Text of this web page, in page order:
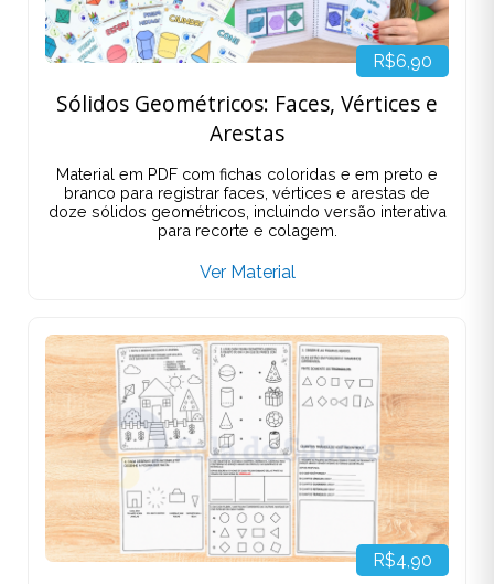
R$6,90
Sólidos Geométricos: Faces, Vértices e
Arestas
Material em PDF com fichas coloridas e em preto e
branco para registrar faces, vértices e arestas de
doze sólidos geométricos, incluindo versão interativa
para recorte e colagem.
Ver Material
R$4,90